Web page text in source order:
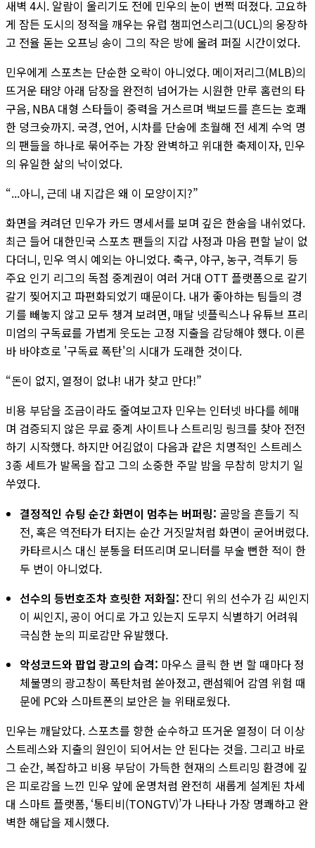
새벽 4시. 알람이 울리기도 전에 민우의 눈이 번쩍 떠졌다. 고요하
게 잠든 도시의 정적을 깨우는 유럽 챔피언스리그(UCL)의 웅장하
고 전율 돋는 오프닝 송이 그의 작은 방에 울려 퍼질 시간이었다.
민우에게 스포츠는 단순한 오락이 아니었다. 메이저리그(MLB)의
뜨거운 태양 아래 담장을 완전히 넘어가는 시원한 만루 홈런의 타
구음, NBA 대형 스타들이 중력을 거스르며 백보드를 흔드는 호쾌
한 덩크슛까지. 국경, 언어, 시차를 단숨에 초월해 전 세계 수억 명
의 팬들을 하나로 묶어주는 가장 완벽하고 위대한 축제이자, 민우
의 유일한 삶의 낙이었다.
“...아니, 근데 내 지갑은 왜 이 모양이지?”
화면을 켜려던 민우가 카드 명세서를 보며 깊은 한숨을 내쉬었다.
최근 들어 대한민국 스포츠 팬들의 지갑 사정과 마음 편할 날이 없
다더니, 민우 역시 예외는 아니었다. 축구, 야구, 농구, 격투기 등
주요 인기 리그의 독점 중계권이 여러 거대 OTT 플랫폼으로 갈기
갈기 찢어지고 파편화되었기 때문이다. 내가 좋아하는 팀들의 경
기를 빼놓지 않고 모두 챙겨 보려면, 매달 넷플릭스나 유튜브 프리
미엄의 구독료를 가볍게 웃도는 고정 지출을 감당해야 했다. 이른
바 바야흐로 '구독료 폭탄'의 시대가 도래한 것이다.
“돈이 없지, 열정이 없냐! 내가 찾고 만다!”
비용 부담을 조금이라도 줄여보고자 민우는 인터넷 바다를 헤매
며 검증되지 않은 무료 중계 사이트나 스트리밍 링크를 찾아 전전
하기 시작했다. 하지만 어김없이 다음과 같은 치명적인 스트레스
3종 세트가 발목을 잡고 그의 소중한 주말 밤을 무참히 망치기 일
쑤였다.
결정적인 슈팅 순간 화면이 멈추는 버퍼링: 골망을 흔들기 직
전, 혹은 역전타가 터지는 순간 거짓말처럼 화면이 굳어버렸다.
카타르시스 대신 분통을 터뜨리며 모니터를 부술 뻔한 적이 한
두 번이 아니었다.
선수의 등번호조차 흐릿한 저화질: 잔디 위의 선수가 김 씨인지
이 씨인지, 공이 어디로 가고 있는지 도무지 식별하기 어려워
극심한 눈의 피로감만 유발했다.
악성코드와 팝업 광고의 습격: 마우스 클릭 한 번 할 때마다 정
체불명의 광고창이 폭탄처럼 쏟아졌고, 랜섬웨어 감염 위험 때
문에 PC와 스마트폰의 보안은 늘 위태로웠다.
민우는 깨달았다. 스포츠를 향한 순수하고 뜨거운 열정이 더 이상
스트레스와 지출의 원인이 되어서는 안 된다는 것을. 그리고 바로
그 순간, 복잡하고 비용 부담이 가득한 현재의 스트리밍 환경에 깊
은 피로감을 느낀 민우 앞에 운명처럼 완전히 새롭게 설계된 차세
대 스마트 플랫폼, ‘통티비(TONGTV)’가 나타나 가장 명쾌하고 완
벽한 해답을 제시했다.